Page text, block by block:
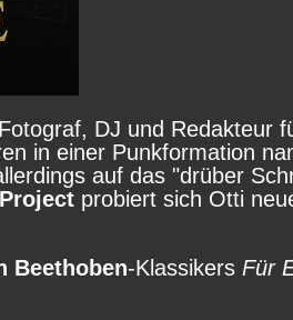
DJ und Redakteur
in einer Punkformation
auf das "drüber
probiert sich Otti
Beethoben-Klassikers Für